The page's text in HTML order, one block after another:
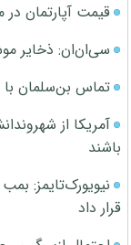
قیمت آپارتمان در منطقه 22
سی‌ان‌ان: ذخایر
تماس بن‌سلمان با
آمریکا از
باشند
قرار داد